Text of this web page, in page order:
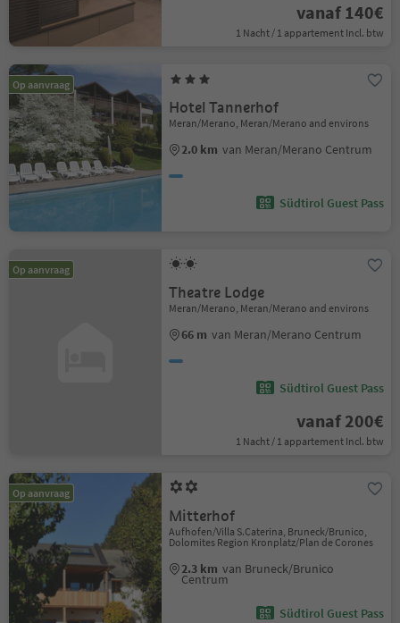
vanaf 140€
1 Nacht / 1 appartement Incl. btw
Op aanvraag
Hotel Tannerhof
Meran/Merano, Meran/Merano and environs
2.0 km van Meran/Merano Centrum
Südtirol Guest Pass
Op aanvraag
Theatre Lodge
Meran/Merano, Meran/Merano and environs
66 m van Meran/Merano Centrum
Südtirol Guest Pass
vanaf 200€
1 Nacht / 1 appartement Incl. btw
Op aanvraag
Mitterhof
Aufhofen/Villa S.Caterina, Bruneck/Brunico,
Dolomites Region Kronplatz/Plan de Corones
2.3 km van Bruneck/Brunico
Centrum
Südtirol Guest Pass